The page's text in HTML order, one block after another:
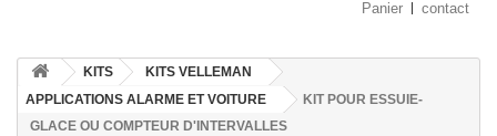
Panier contact
KITS
KITS VELLEMAN
APPLICATIONS ALARME ET VOITURE
KIT POUR ESSUIE-
GLACE OU COMPTEUR D'INTERVALLES